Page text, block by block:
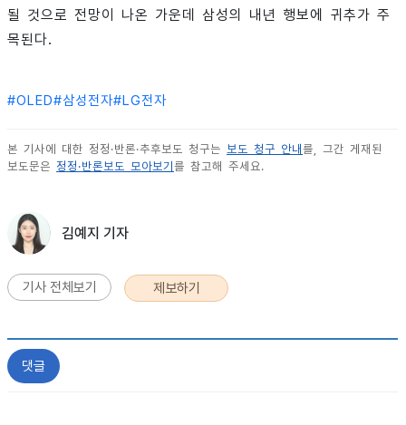
될 것으로 전망이 나온 가운데 삼성의 내년 행보에 귀추가 주
목된다.
#OLED#삼성전자#LG전자
본 기사에 대한 정정·반론·추후보도 청구는 보도 청구 안내 를, 그간 게재된
보도문은 정정·반론보도 모아보기 를 참고해 주세요.
김예지 기자
기사 전체보기 제보하기
댓글